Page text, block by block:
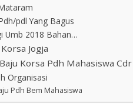
pdl Yang Bagus
Umb 2018 Bahan…
Jogja
Korsa Pdh Mahasiswa Cdr
Organisasi
Pdh Bem Mahasiswa